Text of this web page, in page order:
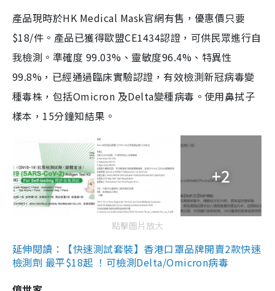
產品現時於HK Medical Mask官網有售，優惠價只要
$18/件。產品已獲得歐盟CE1434認證，可供民眾進行自
我檢測。準確度 99.03%、靈敏度96.4%、特異性
99.8%，已經通過臨床實驗認證，有效檢測新冠病毒變
種毒株，包括Omicron 及Delta變種病毒。使用鼻拭子
樣本，15分鐘知結果。
+2
點擊圖片放大
延伸閱讀：【快速測試套裝】香港口罩品牌開賣2款快速
檢測劑 最平$18起 ！可檢測Delta/Omicron病毒